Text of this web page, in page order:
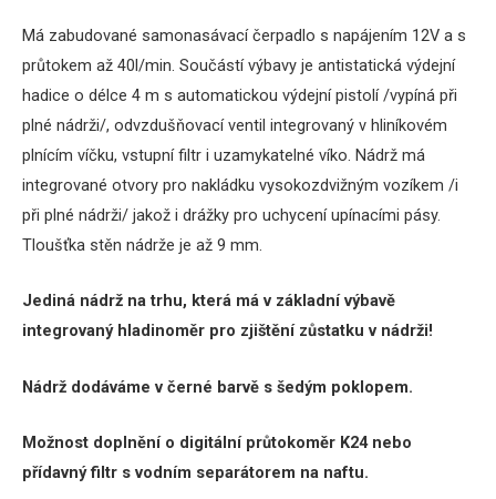
Má zabudované samonasávací čerpadlo s napájením 12V a s
průtokem až 40l/min. Součástí výbavy je antistatická výdejní
hadice o délce 4 m s automatickou výdejní pistolí /vypíná při
plné nádrži/, odvzdušňovací ventil integrovaný v hliníkovém
plnícím víčku, vstupní filtr i uzamykatelné víko. Nádrž má
integrované otvory pro nakládku vysokozdvižným vozíkem /i
při plné nádrži/ jakož i drážky pro uchycení upínacími pásy.
Tloušťka stěn nádrže je až 9 mm.
Jediná nádrž na trhu, která má v základní výbavě
integrovaný hladinoměr pro zjištění zůstatku v nádrži!
Nádrž dodáváme v černé barvě s šedým poklopem.
Možnost doplnění o digitální průtokoměr K24 nebo
přídavný filtr s vodním separátorem na naftu.